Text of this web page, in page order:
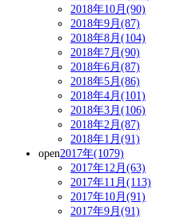
2018年10月(90)
2018年9月(87)
2018年8月(104)
2018年7月(90)
2018年6月(87)
2018年5月(86)
2018年4月(101)
2018年3月(106)
2018年2月(87)
2018年1月(91)
open2017年(1079)
2017年12月(63)
2017年11月(113)
2017年10月(91)
2017年9月(91)